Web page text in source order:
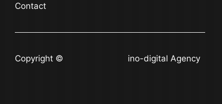
Contact
Copyright © ino-digital Agency